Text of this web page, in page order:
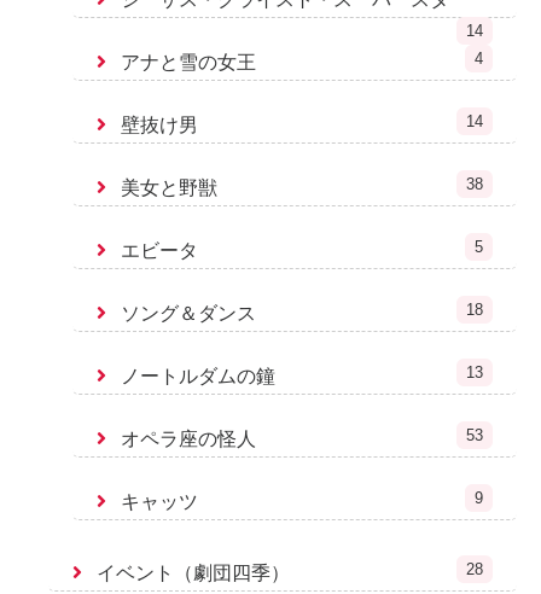
14
アナと雪の女王 4
壁抜け男 14
美女と野獣 38
エビータ 5
ソング＆ダンス 18
ノートルダムの鐘 13
オペラ座の怪人 53
キャッツ 9
イベント（劇団四季） 28